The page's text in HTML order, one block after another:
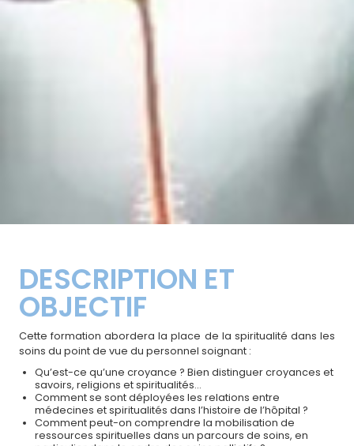
DESCRIPTION ET
OBJECTIF
Cette formation abordera la place de la spiritualité dans les
soins du point de vue du personnel soignant :
Qu’est-ce qu’une croyance ? Bien distinguer croyances et
savoirs, religions et spiritualités…
Comment se sont déployées les relations entre
médecines et spiritualités dans l’histoire de l’hôpital ?
Comment peut-on comprendre la mobilisation de
ressources spirituelles dans un parcours de soins, en